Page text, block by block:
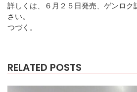
詳しくは、６月２５日発売、ゲンロク
さい。
つづく。
RELATED POSTS